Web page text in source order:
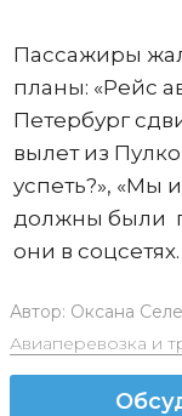
Пассажиры
планы: «Рейс
Петербург
вылет из
успеть?», «Мы
должны были
они в соцсетях.
Автор: Оксана
Авиаперевозка и